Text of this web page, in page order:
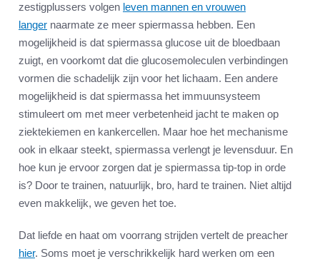
zestigplussers volgen leven mannen en vrouwen
langer naarmate ze meer spiermassa hebben. Een
mogelijkheid is dat spiermassa glucose uit de bloedbaan
zuigt, en voorkomt dat die glucosemoleculen verbindingen
vormen die schadelijk zijn voor het lichaam. Een andere
mogelijkheid is dat spiermassa het immuunsysteem
stimuleert om met meer verbetenheid jacht te maken op
ziektekiemen en kankercellen. Maar hoe het mechanisme
ook in elkaar steekt, spiermassa verlengt je levensduur. En
hoe kun je ervoor zorgen dat je spiermassa tip-top in orde
is? Door te trainen, natuurlijk, bro, hard te trainen. Niet altijd
even makkelijk, we geven het toe.
Dat liefde en haat om voorrang strijden vertelt de preacher
hier. Soms moet je verschrikkelijk hard werken om een